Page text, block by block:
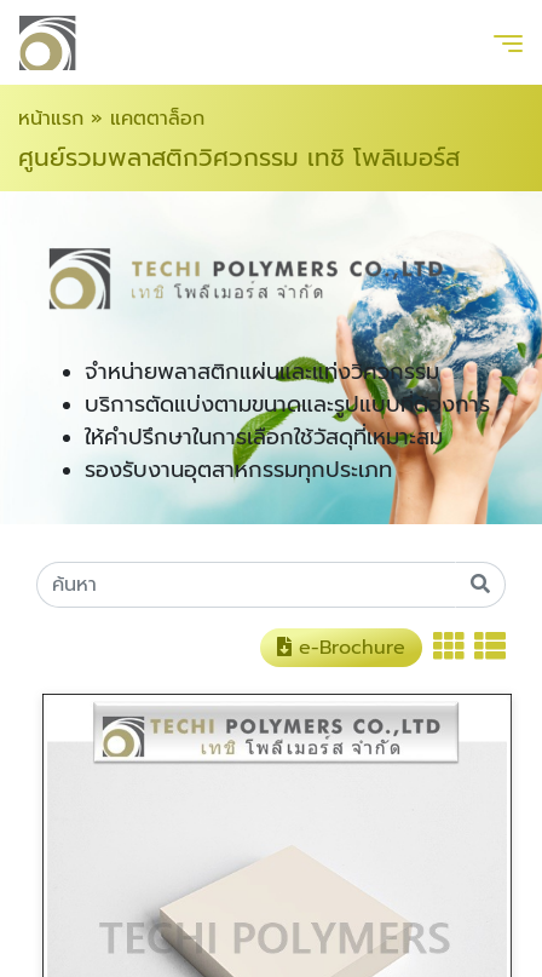
หน้าแรก » แคตตาล็อก
ศูนย์รวมพลาสติกวิศวกรรม เทชิ โพลิเมอร์ส
จำหน่ายพลาสติกแผ่นและแท่งวิศวกรรม
บริการตัดแบ่งตามขนาดและรูปแบบที่ต้องการ
ให้คำปรึกษาในการเลือกใช้วัสดุที่เหมาะสม
รองรับงานอุตสาหกรรมทุกประเภท
e-Brochure